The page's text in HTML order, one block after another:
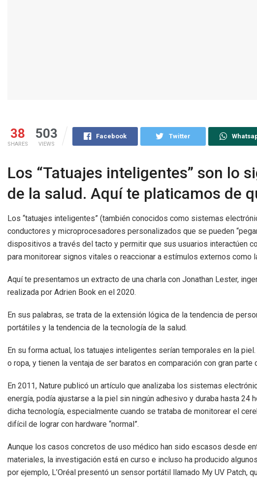
38
SHARES
503
VIEWS
Facebook Twitter
Los “Tatuajes inteligentes” son lo
de la salud. Aquí te platicamos de
Los “tatuajes inteligentes” (también conocidos como sistemas
conductores y microprocesadores personalizados que se pueden
dispositivos a través del tacto y permitir que sus usuarios interactúen
para monitorear signos vitales o reaccionar a estímulos externos como
Aquí te presentamos un extracto de una charla con Jonathan Lester,
realizada por Adrien Book en el 2020.
En sus palabras, se trata de la extensión lógica de la tendencia de
portátiles y la tendencia de la tecnología de la salud.
En su forma actual, los tatuajes inteligentes serían temporales en la
o ropa, y tienen la ventaja de ser baratos en comparación con gran parte
En 2011, Nature publicó un artículo que analizaba los sistemas
energía, podía ajustarse a la piel sin ningún adhesivo y duraba hasta
dicha tecnología, especialmente cuando se trataba de monitorear el
difícil de lograr con hardware “normal”.
Aunque los casos concretos de uso médico han sido escasos desde
materiales, la investigación está en curso e incluso ha producido
por ejemplo, L’Oréal presentó un sensor portátil llamado My UV Patch,